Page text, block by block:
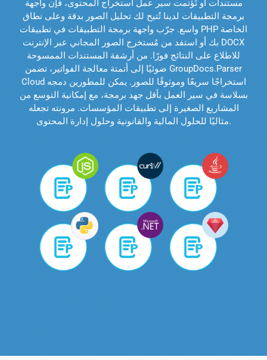
مستندات أو تُؤتمت سير عمل استخراج المحتوى، فإن واجهة
برمجة التطبيقات لدينا تُتيح لك تحليل الصور بدقة وعلى نطاق
واسع. جرّب واجهة برمجة التطبيقات في تطبيقات PHP الخاصة
بك أو استفد من مُستخرج الصور المجاني عبر الإنترنت DOCX
للاطلاع على النتائج فورًا. من أرشفة المستندات الممسوحة
ضوئيًا إلى أتمتة معالجة الفواتير، تضمن GroupDocs.Parser
Cloud استخراجًا سريعًا وموثوقًا للصور. يمكن للمطورين دمجه
بسلاسة في سير العمل بأقل جهد برمجة، مع إمكانية التوسع من
المشاريع الصغيرة إلى تطبيقات المؤسسات. مرونته تجعله
مثاليًا للحلول المالية والقانونية وحلول إدارة المحتوى.